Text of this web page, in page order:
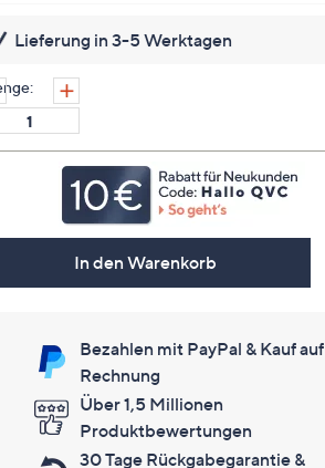
keine
auf
derselben
Seite.
Lieferung in 3-5 Werktagen
In den Warenkorb
Bezahlen mit PayPal & Kauf auf
Rechnung
Über 1,5 Millionen
Produktbewertungen
30 Tage Rückgabegarantie &